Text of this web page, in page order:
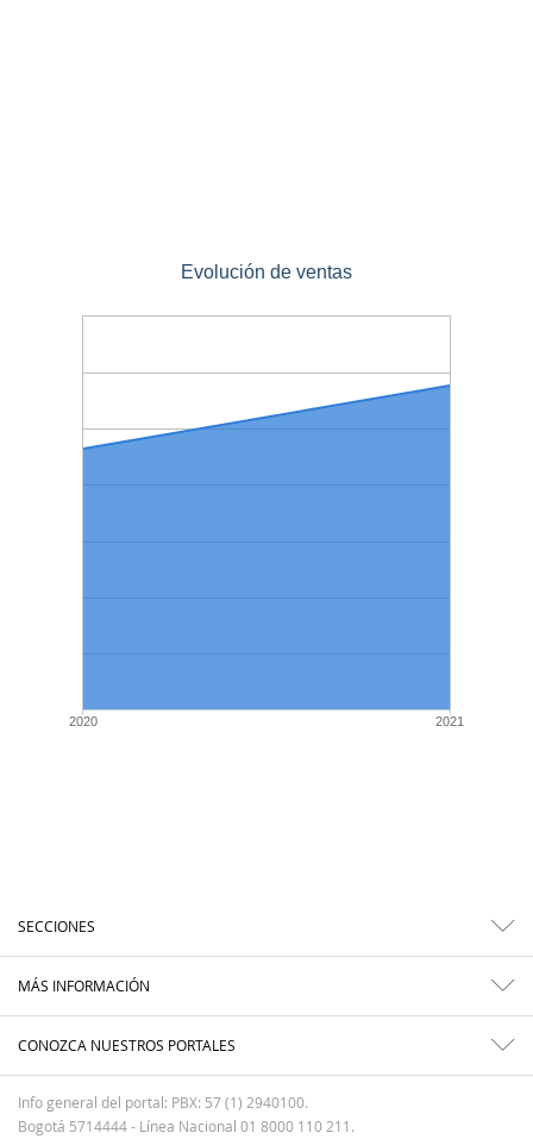
Evolución de ventas
2020 2021
SECCIONES
MÁS INFORMACIÓN
CONOZCA NUESTROS PORTALES
Info general del portal: PBX: 57 (1) 2940100.
Bogotá 5714444 - Línea Nacional 01 8000 110 211.